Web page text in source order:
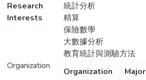
Research
Interests
統計分析
精算
保險數學
大數據分析
教育統計與測驗方法
Organization
Organization Major